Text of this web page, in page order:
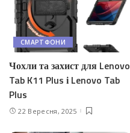
СМАРТФОНИ
Чохли та захист для Lenovo
Tab K11 Plus і Lenovo Tab
Plus
22 Вересня, 2025